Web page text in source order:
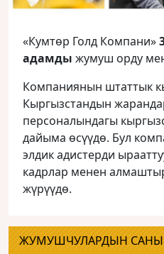
«Кумтөр Голд Компани»
адамды жумуш орду
Компаниянын штаттык
Кыргызстандын
персоналындагы
дайыма өсүүдө. Бул
элдик адистерди
кадрлар менен
жүрүүдө.
ЖУМУШЧУЛАРДЫН САНЫ